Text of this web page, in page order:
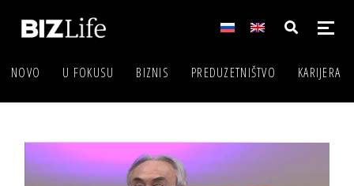
NOVO U FOKUSU BIZNIS PREDUZETNIŠTVO KARIJERA